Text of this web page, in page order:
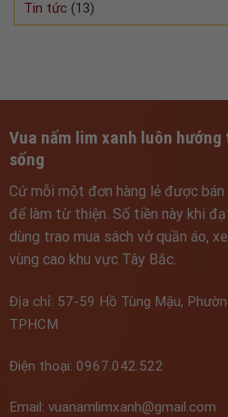
Tin tức (13)
Vua nấm lim xanh luôn
sống
Cứ mỗi một đơn hàng lẻ được
để làm từ thiện. Số tiền này khi
dùng trao mua sách vở quần áo,
vùng cao khu vực Tây Bắc.
Địa chỉ: 57-59 Hồ Tùng Mậu,
TPHCM
Điện thoại: 0967.042.522
Email: vuanamlimxanh@gmail.com